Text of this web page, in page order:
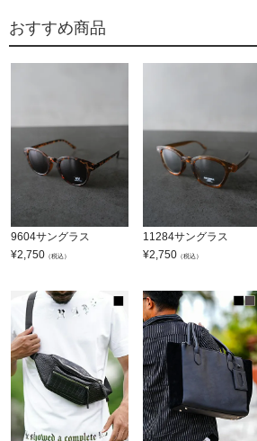
おすすめ商品
9604サングラス
¥2,750 （税込）
11284サングラス
¥2,750（税込）